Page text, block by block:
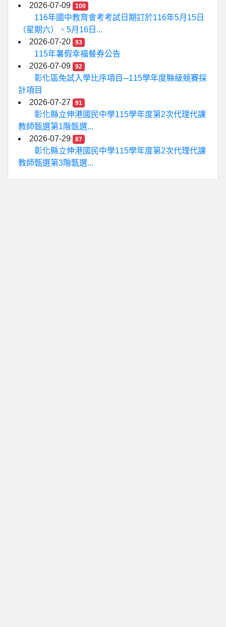
2026-07-09
100
116年國中教育會考考試日期訂於116年5月15日
（星期六）、5月16日...
2026-07-20
93
115年暑假幸福餐券公告
2026-07-09
92
彰化區免試入學比序項目─115學年度縣級競賽採
計項目
2026-07-27
91
彰化縣立伸港國民中學115學年度第2次代理代課
教師甄選第1階甄選...
2026-07-29
87
彰化縣立伸港國民中學115學年度第2次代理代課
教師甄選第3階甄選...